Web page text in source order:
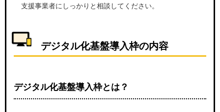
支援事業者にしっかりと相談してください。
デジタル化基盤導入枠の内容
デジタル化基盤導入枠とは？